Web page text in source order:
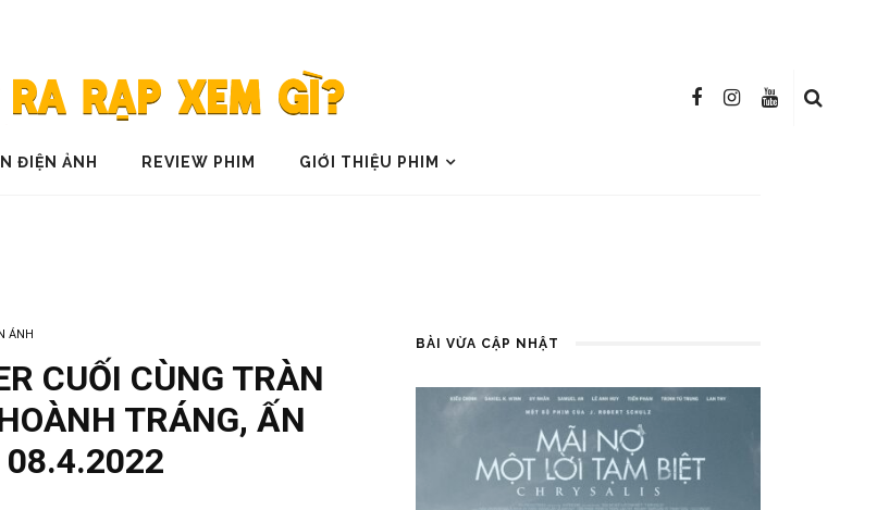
ĐIỆN ẢNH REVIEW PHIM GIỚI THIỆU PHIM
ẢNH
CUỐI CÙNG TRÀN
TRÁNG, ẤN
08.4.2022
BÀI VỪA CẬP NHẬT